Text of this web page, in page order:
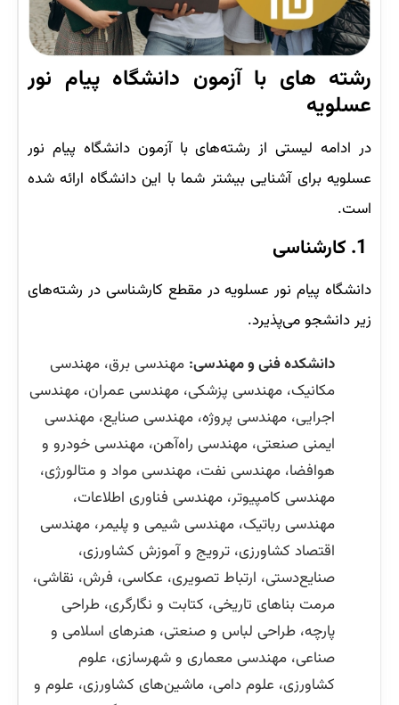
رشته‌ های با آزمون دانشگاه پیام نور
عسلویه
در ادامه لیستی از رشته‌های با آزمون دانشگاه پیام نور
عسلویه برای آشنایی بیشتر شما با این دانشگاه ارائه شده
است.
دانشگاه پیام نور عسلویه در مقطع کارشناسی در رشته‌های
زیر دانشجو می‌پذیرد.
دانشکده فنی و مهندسی: مهندسی برق، مهندسی
مکانیک، مهندسی پزشکی، مهندسی عمران، مهندسی
اجرایی، مهندسی پروژه، مهندسی صنایع، مهندسی
ایمنی صنعتی، مهندسی راه‌آهن، مهندسی خودرو و
هوافضا، مهندسی نفت، مهندسی مواد و متالورژی،
مهندسی کامپیوتر، مهندسی فناوری اطلاعات،
مهندسی رباتیک، مهندسی شیمی و پلیمر، مهندسی
اقتصاد کشاورزی، ترویج و آموزش کشاورزی،
صنایع‌دستی، ارتباط تصویری، عکاسی، فرش، نقاشی،
مرمت بناهای تاریخی، کتابت و نگارگری، طراحی
پارچه، طراحی لباس و صنعتی، هنرهای اسلامی و
صناعی، مهندسی معماری و شهرسازی، علوم
کشاورزی، علوم دامی، ماشین‌های کشاورزی، علوم و